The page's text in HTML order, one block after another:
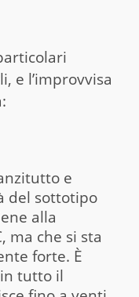
e l’improvvisa
e
del sottotipo
alla
ma che si sta
forte. È
tutto il